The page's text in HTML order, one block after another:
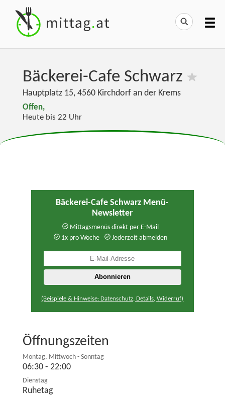
Bäckerei-Cafe Schwarz
Hauptplatz 15, 4560 Kirchdorf an der Krems
Offen,
Heute bis 22 Uhr
Bäckerei-Cafe Schwarz Menü-
Newsletter
Mittagsmenüs direkt per E-Mail
1x pro Woche
Jederzeit abmelden
(Beispiele & Hinweise: Datenschutz, Details, Widerruf)
Öffnungszeiten
Montag, Mittwoch - Sonntag
06:30 - 22:00
Dienstag
Ruhetag